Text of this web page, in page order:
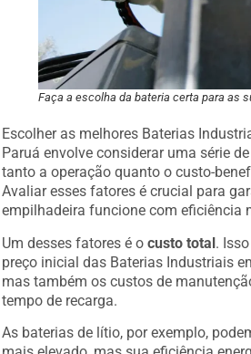
Faça a escolha da bateria certa para as
Escolher as melhores Baterias
Paruá envolve considerar uma série
tanto a operação quanto o custo-
Avaliar esses fatores é crucial para
empilhadeira funcione com eficiência
Um desses fatores é ocusto total .
preço inicial das Baterias Industriais
mas também os custos de
tempo de recarga.
As baterias de lítio, por exemplo,
mais elevado, mas sua eficiência